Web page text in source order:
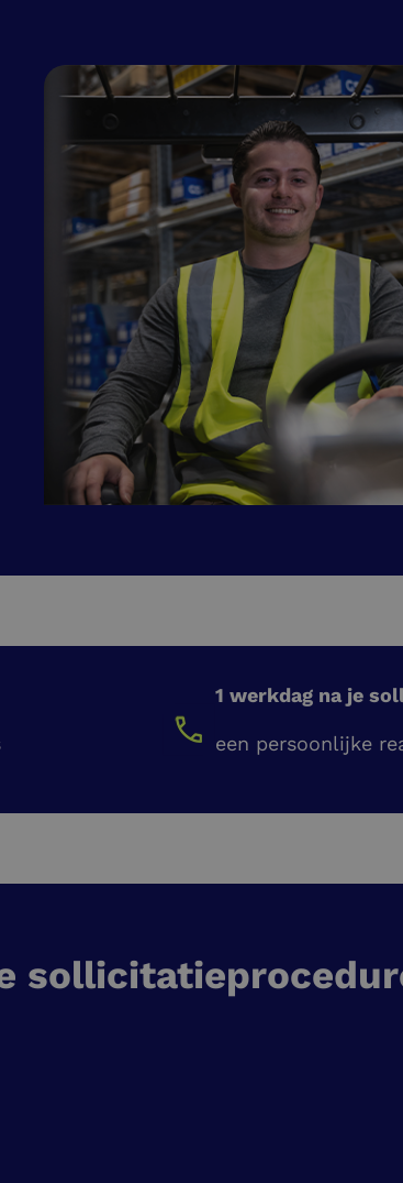
1 werkdag na je
een persoonlijke